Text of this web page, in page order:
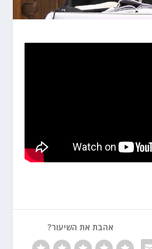
אהבת את השיעור?